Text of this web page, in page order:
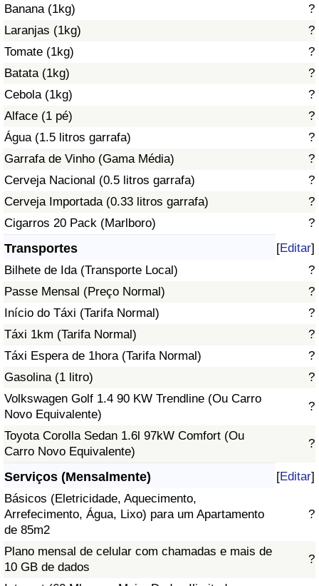
Banana (1kg)
?
Laranjas (1kg)
?
Tomate (1kg)
?
Batata (1kg)
?
Cebola (1kg)
?
Alface (1 pé)
?
Água (1.5 litros garrafa)
?
Garrafa de Vinho (Gama Média)
?
Cerveja Nacional (0.5 litros garrafa)
?
Cerveja Importada (0.33 litros garrafa)
?
Cigarros 20 Pack (Marlboro)
?
Transportes [Editar]
Bilhete de Ida (Transporte Local)
?
Passe Mensal (Preço Normal)
?
Início do Táxi (Tarifa Normal)
?
Táxi 1km (Tarifa Normal)
?
Táxi Espera de 1hora (Tarifa Normal)
?
Gasolina (1 litro)
?
Volkswagen Golf 1.4 90 KW Trendline (Ou Carro
Novo Equivalente)
?
Toyota Corolla Sedan 1.6l 97kW Comfort (Ou
Carro Novo Equivalente)
?
Serviços (Mensalmente) [Editar]
Básicos (Eletricidade, Aquecimento,
Arrefecimento, Água, Lixo) para um Apartamento
de 85m2
?
Plano mensal de celular com chamadas e mais de
10 GB de dados
?
Indicador de Poluição (Atual)
Índice de poluição
Indicador de Poluição por País
Trânsito
Indicador de Trânsito
Indicador de Trânsito (Atual)
Indicador de Trânsito por País